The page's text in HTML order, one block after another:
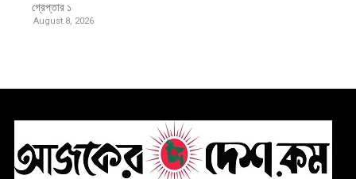
গ্রেপ্তার ১
August 8, 2026